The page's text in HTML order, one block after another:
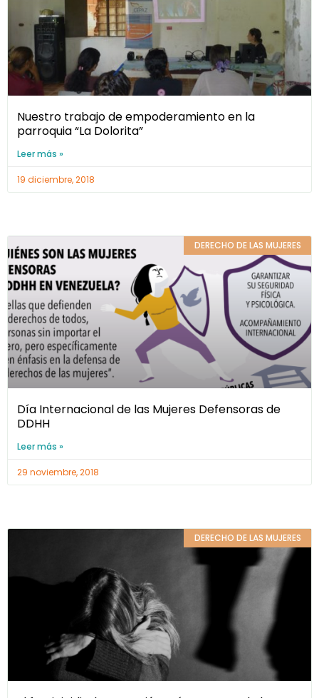
Nuestro trabajo de empoderamiento en la
parroquia “La Dolorita”
Leer más »
19 diciembre, 2018
DERECHO DE LAS MUJERES
Día Internacional de las Mujeres Defensoras de
DDHH
Leer más »
29 noviembre, 2018
DERECHO DE LAS MUJERES